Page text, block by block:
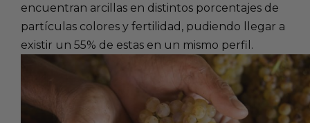
encuentran arcillas en distintos porcentajes de
partículas colores y fertilidad, pudiendo llegar a
existir un 55% de estas en un mismo perfil.